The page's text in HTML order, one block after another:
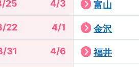
25 4/3
22 4/1
31 4/6
富山
金沢
福井